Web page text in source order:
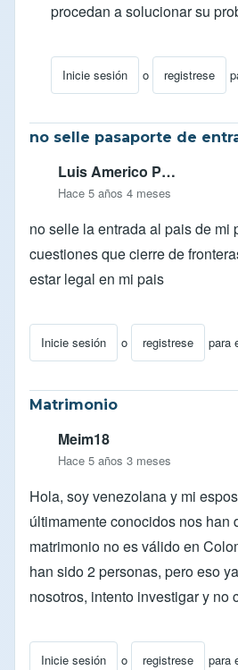
procedan a solucionar su
Inicie sesión o registrese
En respuesta a Buen día, yo
no selle pasaporte de
Luis Americo P…
Hace 5 años 4 meses
no selle la entrada al pais de mi
cuestiones que cierre de
estar legal en mi pais
Inicie sesión o registrese para
Matrimonio
Meim18
Hace 5 años 3 meses
Hola, soy venezolana y mi
últimamente conocidos nos han
matrimonio no es válido en
han sido 2 personas, pero eso
nosotros, intento investigar y no
Inicie sesión o registrese para